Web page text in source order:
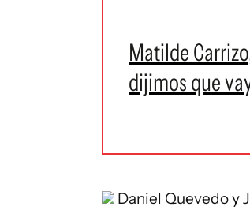
Matilde
dijimos que
Daniel Quevedo y